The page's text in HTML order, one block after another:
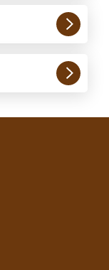
машинах
груза,